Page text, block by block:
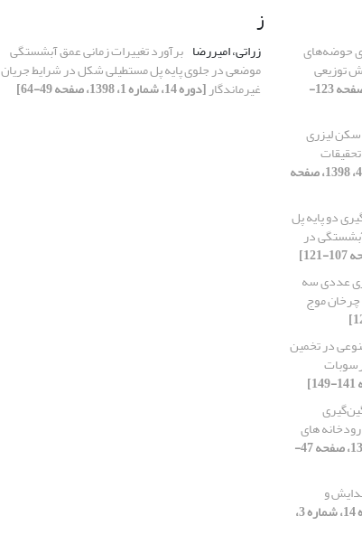
حوضه‌های
توزیعی
[دوره 14، شماره 1، 1398، صفحه 123-
لیزری
[دوره 14، شماره 4، 1398، صفحه
دو پایه پل
در
عددی سه
موج
در تخمین
های
[دوره 14، شماره 2، 1398، صفحه 47-
و
[دوره 14، شماره 3،
ز
زراتی، امیررضا برآورد تغییرات زمانی عمق آبشستگی
موضعی در جلوی پایه پل مستطیلی شکل در شرایط جریان
غیرماندگار[دوره 14، شماره 1، 1398، صفحه 49-64]